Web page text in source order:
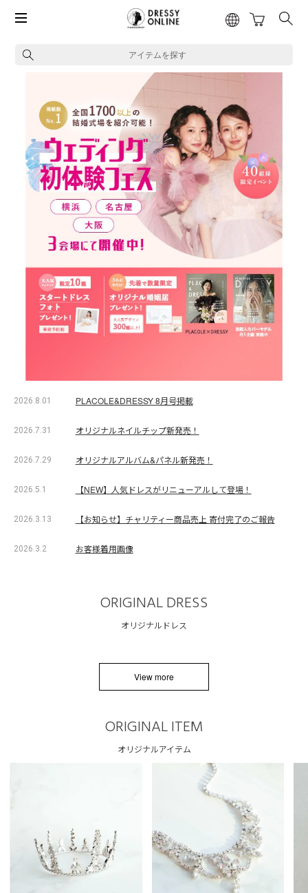
アイテムを探す
2026.8.01 PLACOLE&DRESSY 8月号掲載
2026.7.31 オリジナルネイルチップ新発売！
2026.7.29 オリジナルアルバム&パネル新発売！
2026.5.1 【NEW】人気ドレスがリニューアルして登場！
2026.3.13 【お知らせ】チャリティー商品売上 寄付完了のご報告
2026.3.2 お客様着用画像
ORIGINAL DRESS
オリジナルドレス
View more
ORIGINAL ITEM
オリジナルアイテム